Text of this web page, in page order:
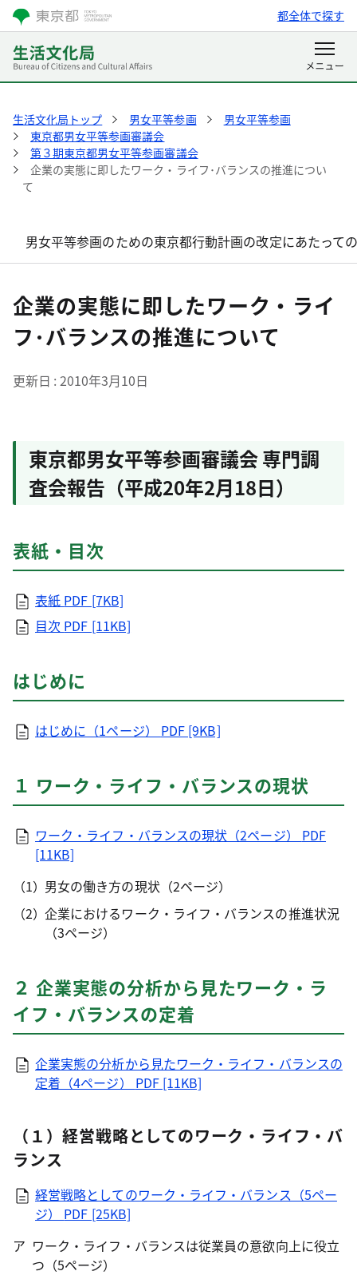
都全体で探す
生活文化局トップ 男女平等参画
男女平等参画
東京都男女平等参画審議会
第３期東京都男女平等参画審議会
企業の実態に即したワーク・ライフ･バランスの推進につい
て
男女平等参画のための東京都行動計画の改定にあたって
企業の実態に即したワーク・ライ
フ･バランスの推進について
更新日 2010年3月10日
東京都男女平等参画審議会 専門調
査会報告（平成20年2月18日）
表紙・目次
表紙 PDF [7KB]
目次 PDF [11KB]
はじめに
はじめに（1ページ） PDF [9KB]
１ ワーク・ライフ・バランスの現状
ワーク・ライフ・バランスの現状（2ページ） PDF
[11KB]
男女の働き方の現状（2ページ）
企業におけるワーク・ライフ・バランスの推進状況
（3ページ）
２ 企業実態の分析から見たワーク・ラ
イフ・バランスの定着
企業実態の分析から見たワーク・ライフ・バランスの
定着（4ページ） PDF [11KB]
（１）経営戦略としてのワーク・ライフ・バ
ランス
経営戦略としてのワーク・ライフ・バランス（5ペー
ジ） PDF [25KB]
ワーク・ライフ・バランスは従業員の意欲向上に役立
つ（5ページ）